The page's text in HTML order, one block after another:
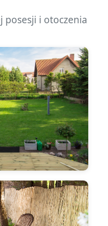
posesji i otoczenia